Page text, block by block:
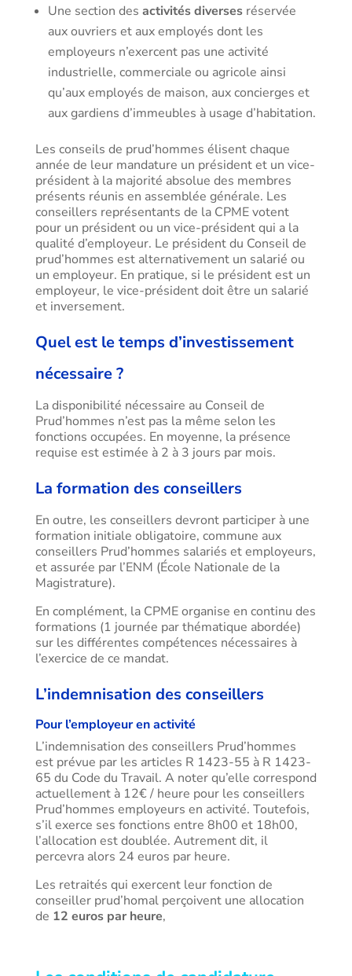
Une section des activités diversesréservée
aux ouvriers et aux employés dont les
employeurs n’exercent pas une activité
industrielle, commerciale ou agricole ainsi
qu’aux employés de maison, aux concierges et
aux gardiens d’immeubles à usage d’habitation.
Les conseils de prud’hommes élisent chaque
année de leur mandature un président et un vice-
président à la majorité absolue des membres
présents réunis en assemblée générale. Les
conseillers représentants de la CPME votent
pour un président ou un vice-président qui a la
qualité d’employeur. Le président du Conseil de
prud’hommes est alternativement un salarié ou
un employeur. En pratique, si le président est un
employeur, le vice-président doit être un salarié
et inversement.
Quel est le temps d’investissement
nécessaire ?
La disponibilité nécessaire au Conseil de
Prud’hommes n’est pas la même selon les
fonctions occupées. En moyenne, la présence
requise est estimée à 2 à 3 jours par mois.
La formation des conseillers
En outre, les conseillers devront participer à une
formation initiale obligatoire, commune aux
conseillers Prud’hommes salariés et employeurs,
et assurée par l’ENM (École Nationale de la
Magistrature).
En complément, la CPME organise en continu des
formations (1 journée par thématique abordée)
sur les différentes compétences nécessaires à
l’exercice de ce mandat.
L’indemnisation des conseillers
Pour l’employeur en activité
L’indemnisation des conseillers Prud’hommes
est prévue par les articles R 1423-55 à R 1423-
65 du Code du Travail. A noter qu’elle correspond
actuellement à 12€ / heure pour les conseillers
Prud’hommes employeurs en activité. Toutefois,
s’il exerce ses fonctions entre 8h00 et 18h00,
l’allocation est doublée. Autrement dit, il
percevra alors 24 euros par heure.
Les retraités qui exercent leur fonction de
conseiller prud’homal perçoivent une allocation
de 12 euros par heure,